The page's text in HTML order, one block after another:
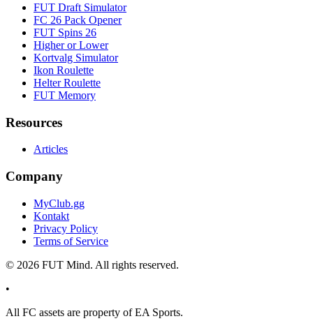
FUT Draft Simulator
FC 26 Pack Opener
FUT Spins 26
Higher or Lower
Kortvalg Simulator
Ikon Roulette
Helter Roulette
FUT Memory
Resources
Articles
Company
MyClub.gg
Kontakt
Privacy Policy
Terms of Service
© 2026 FUT Mind. All rights reserved.
•
All FC assets are property of EA Sports.